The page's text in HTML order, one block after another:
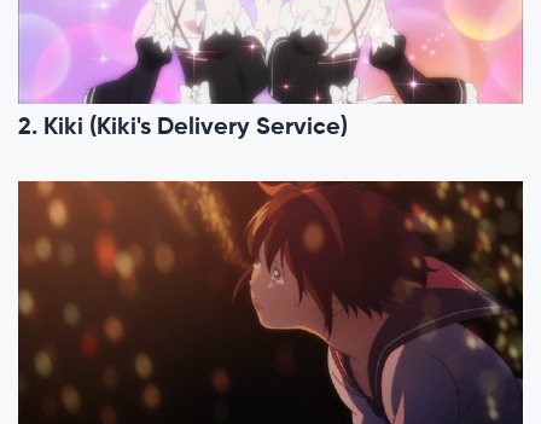
2. Kiki (Kiki's Delivery Service)